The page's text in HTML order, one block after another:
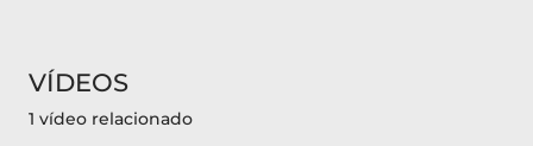
VÍDEOS
1 vídeo relacionado